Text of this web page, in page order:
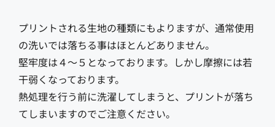
プリントされる生地の種類にもよりますが、通常使用
の洗いでは落ちる事はほとんどありません。
堅牢度は４〜５となっております。しかし摩擦には若
干弱くなっております。
熱処理を行う前に洗濯してしまうと、プリントが落ち
てしまいますのでご注意ください。